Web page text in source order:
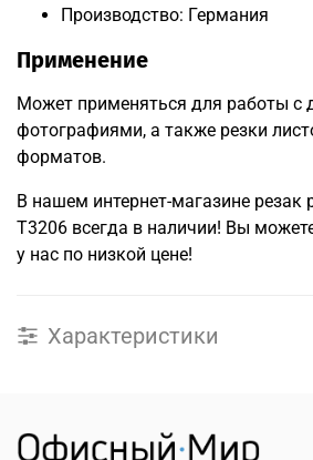
Производство: Германия
Применение
Может применяться для работы с
фотографиями, а также резки
форматов.
В нашем интернет-магазине резак
T3206 всегда в наличии! Вы
у нас по низкой цене!
Характеристики